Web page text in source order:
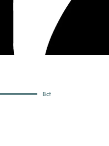
8ct